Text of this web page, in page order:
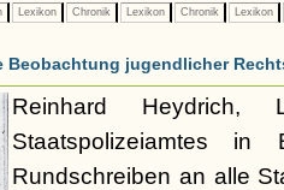
Lexikon Chronik Lexikon Chronik Lexikon
Beobachtung jugendlicher
Reinhard Heydrich,
Staatspolizeiamtes
Rundschreiben an alle